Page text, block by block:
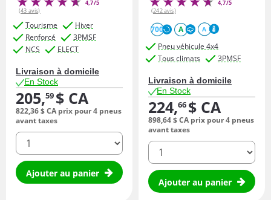
4,7/5
(43 avis)
Tourisme
Hiver
Renforcé
3PMSF
NCS
ELECT
Livraison à domicile
En Stock
205,59 $ CA
822,36$ CA prix pour 4 pneus
avant taxes
quantité
Ajouter au panier
4,7/5
(242 avis)
700 A A
Pneu véhicule 4x4
Tous climats
3PMSF
Livraison à domicile
En Stock
224,66 $ CA
898,64$ CA prix pour 4 pneus
avant taxes
quantité
Ajouter au panier